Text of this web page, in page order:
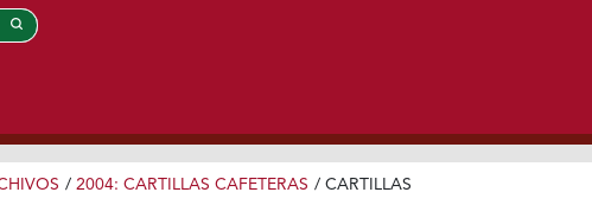
/ 2004: CARTILLAS CAFETERAS / CARTILLAS